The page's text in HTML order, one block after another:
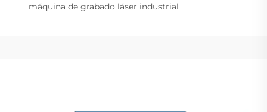
máquina de grabado láser industrial